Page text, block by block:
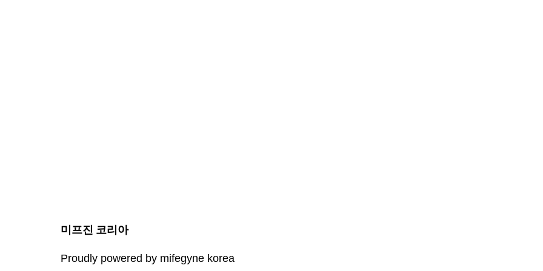
미프진 코리아
Proudly powered by mifegyne korea